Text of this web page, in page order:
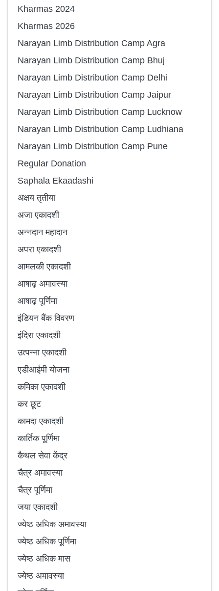
Kharmas 2024
Kharmas 2026
Narayan Limb Distribution Camp Agra
Narayan Limb Distribution Camp Bhuj
Narayan Limb Distribution Camp Delhi
Narayan Limb Distribution Camp Jaipur
Narayan Limb Distribution Camp Lucknow
Narayan Limb Distribution Camp Ludhiana
Narayan Limb Distribution Camp Pune
Regular Donation
Saphala Ekaadashi
अक्षय तृतीया
अजा एकादशी
अन्नदान महादान
अपरा एकादशी
आमलकी एकादशी
आषाढ़ अमावस्या
आषाढ़ पूर्णिमा
इंडियन बैंक विवरण
इंदिरा एकादशी
उत्पन्ना एकादशी
एडीआईपी योजना
कमिका एकादशी
कर छूट
कामदा एकादशी
कार्तिक पूर्णिमा
कैथल सेवा केंद्र
चैत्र अमावस्या
चैत्र पूर्णिमा
जया एकादशी
ज्येष्ठ अधिक अमावस्या
ज्येष्ठ अधिक पूर्णिमा
ज्येष्ठ अधिक मास
ज्येष्ठ अमावस्या